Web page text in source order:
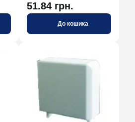
51.84 грн.
До кошика